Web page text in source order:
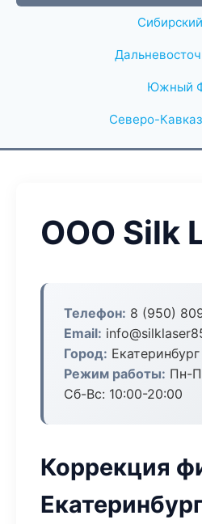
Южный
Северо-
ООО Silk
Телефон: 8 (950)
Email:
Город: Екатеринбург
Режим работы: Пн-
Сб-Вс: 10:00-20:00
Коррекция